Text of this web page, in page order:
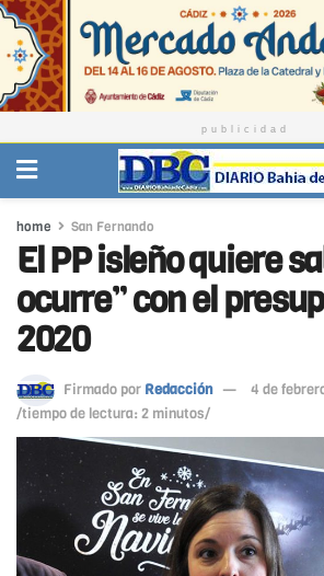
publicidad
home San Fernando
El PP isleño quiere
ocurre” con el
2020
Firmado por Redacción
4 de
/tiempo de lectura: 2 minutos/